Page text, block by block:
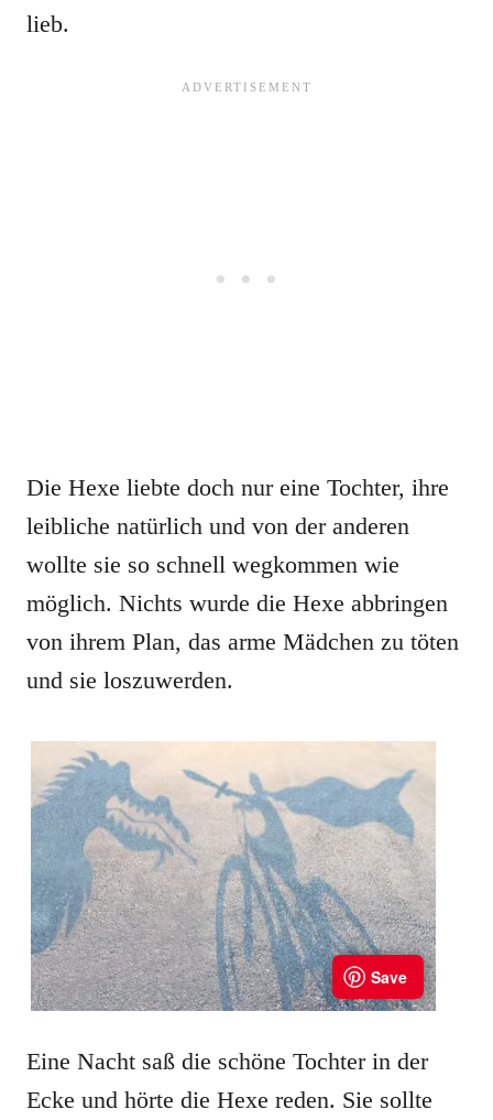
lieb.
Die Hexe liebte doch nur eine Tochter, ihre
leibliche natürlich und von der anderen
wollte sie so schnell wegkommen wie
möglich. Nichts wurde die Hexe abbringen
von ihrem Plan, das arme Mädchen zu töten
und sie loszuwerden.
Eine Nacht saß die schöne Tochter in der
Ecke und hörte die Hexe reden. Sie sollte